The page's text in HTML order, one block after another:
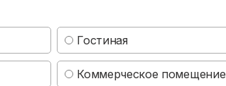
Гостиная
Коммерческое помещение